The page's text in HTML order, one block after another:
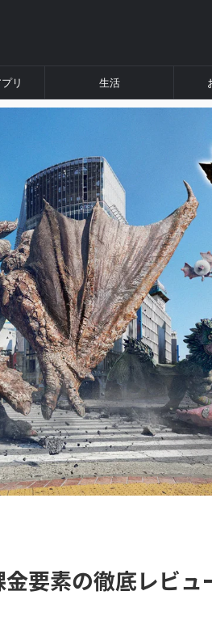
リ 生活
要素の徹底レビュ